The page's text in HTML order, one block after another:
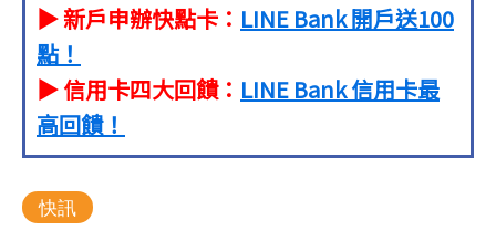
▶ 新戶申辦快點卡： LINE Bank 開戶送100
點！
▶ 信用卡四大回饋： LINE Bank 信用卡最
高回饋！
快訊